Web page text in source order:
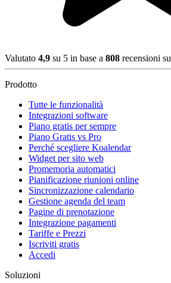
Valutato 4,9 su 5 in base a 808 recensioni su
Prodotto
Tutte le funzionalità
Integrazioni software
Piano gratis per sempre
Piano Gratis vs Pro
Perché scegliere Koalendar
Widget per sito web
Promemoria automatici
Pianificazione riunioni online
Sincronizzazione calendario
Gestione agenda del team
Pagine di prenotazione
Integrazione pagamenti
Tariffe e Prezzi
Iscriviti gratis
Accedi
Soluzioni